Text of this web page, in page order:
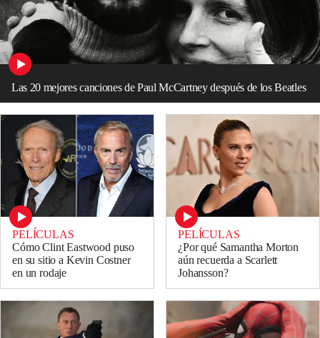
Las 20 mejores canciones de Paul McCartney después de los Beatles
PELÍCULAS
Cómo Clint Eastwood puso
en su sitio a Kevin Costner
en un rodaje
PELÍCULAS
¿Por qué Samantha Morton
aún recuerda a Scarlett
Johansson?